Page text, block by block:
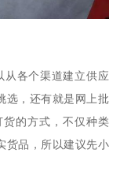
从各个渠道建立供应
选，还有就是网上批
的方式，不仅种类
货品，所以建议先小